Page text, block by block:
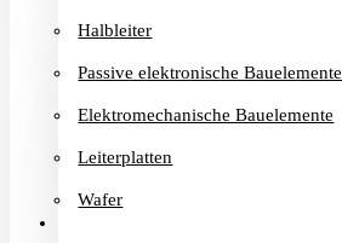
Halbleiter
Passive elektronische Bauelemente
Elektromechanische Bauelemente
Leiterplatten
Wafer